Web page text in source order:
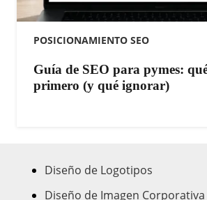
POSICIONAMIENTO SEO
Guía de SEO para pymes:
primero (y qué ignorar)
Diseño de Logotipos
Diseño de Imagen Corporativa